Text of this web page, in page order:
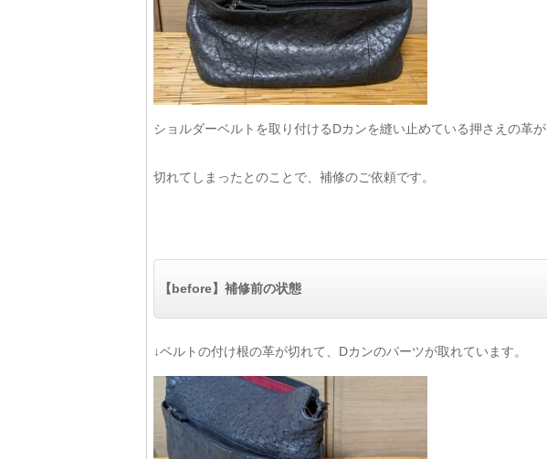
ショルダーベルトを取り付けるDカンを縫い止めている押さえの革が
切れてしまったとのことで、補修のご依頼です。
【before】補修前の状態
↓ベルトの付け根の革が切れて、Dカンのパーツが取れています。